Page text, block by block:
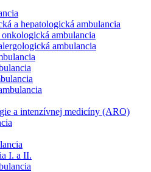
a hepatologická ambulancia
ambulancia
ambulancia
a intenzívnej medicíny (ARO)
I. a II.